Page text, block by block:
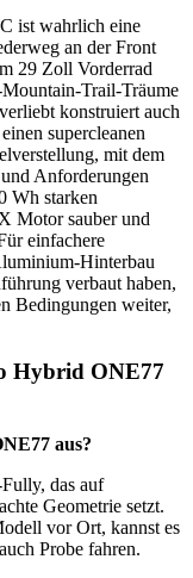
ist wahrlich eine
an der Front
29 Zoll Vorderrad
Trail-Träume
konstruiert auch
supercleanen
mit dem
Anforderungen
Wh starken
Motor sauber und
einfachere
Hinterbau
verbaut haben,
Bedingungen weiter,
Hybrid ONE77
aus?
das auf
Geometrie setzt.
vor Ort, kannst es
Probe fahren.